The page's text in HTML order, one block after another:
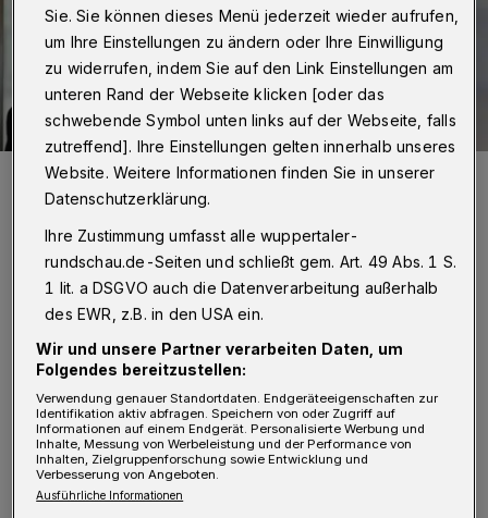
Stefan Raue, neuer Intendant des Deutschlandradios.
Foto: Deutschlandradio / B. Fürst-Fastré
S
tefan Raue, der verheiratet ist und zwei
Kinder hat, baute sein Abitur am
Wilhelm-Dörpfeld-Gymnasium. Seine
journalistische Laufbahn begann er nach
einem geisteswissenschaftlichen Studium und
einem Volontariat als Reporter beim WDR
Sie. Sie können dieses Menü jederzeit wieder aufrufen,
um Ihre Einstellungen zu ändern oder Ihre Einwilligung
zu widerrufen, indem Sie auf den Link Einstellungen am
unteren Rand der Webseite klicken [oder das
schwebende Symbol unten links auf der Webseite, falls
zutreffend]. Ihre Einstellungen gelten innerhalb unseres
Website. Weitere Informationen finden Sie in unserer
Datenschutzerklärung.
Ihre Zustimmung umfasst alle wuppertaler-
rundschau.de-Seiten und schließt gem. Art. 49 Abs. 1 S.
1 lit. a DSGVO auch die Datenverarbeitung außerhalb
des EWR, z.B. in den USA ein.
Wir und unsere Partner verarbeiten Daten, um
Folgendes bereitzustellen:
Verwendung genauer Standortdaten. Endgeräteeigenschaften zur
Identifikation aktiv abfragen. Speichern von oder Zugriff auf
Informationen auf einem Endgerät. Personalisierte Werbung und
Inhalte, Messung von Werbeleistung und der Performance von
Inhalten, Zielgruppenforschung sowie Entwicklung und
Verbesserung von Angeboten.
Ausführliche Informationen